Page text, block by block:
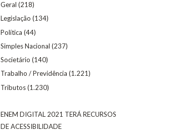
Geral (218)
Legislação (134)
Política (44)
Simples Nacional (237)
Societário (140)
Trabalho / Previdência (1.221)
Tributos(1.230)
ENEM DIGITAL 2021 TERÁ RECURSOS
DE ACESSIBILIDADE